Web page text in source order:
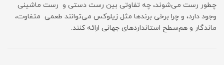
چطور رست می‌شوند، چه تفاوتی بین رست دستی و رست ماشینی
وجود دارد، و چرا برخی برندها مثل زیلوکس می‌توانند طعمی متفاوت،
ماندگار و هم‌سطح استانداردهای جهانی ارائه کنند.